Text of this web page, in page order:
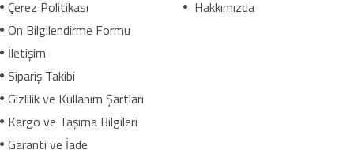
Çerez Politikası
Ön Bilgilendirme Formu
İletişim
Sipariş Takibi
Gizlilik ve Kullanım Şartları
Kargo ve Taşıma Bilgileri
Garanti ve İade
Hakkımızda